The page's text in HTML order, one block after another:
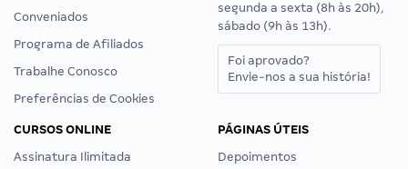
Conveniados
Programa de Afiliados
Trabalhe Conosco
Preferências de Cookies
segunda a sexta (8h às 20h),
sábado (9h às 13h).
Foi aprovado?
Envie-nos a sua história!
CURSOS ONLINE
Assinatura Ilimitada
PÁGINAS ÚTEIS
Depoimentos